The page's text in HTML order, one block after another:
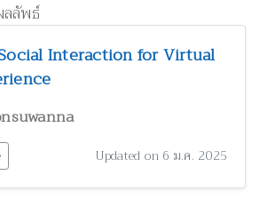
ลัพธ์
Interaction for Virtual
Updated on 6 ม.ค. 2025
ณฑ์จากพืช
51
ปลูก
8
38
22